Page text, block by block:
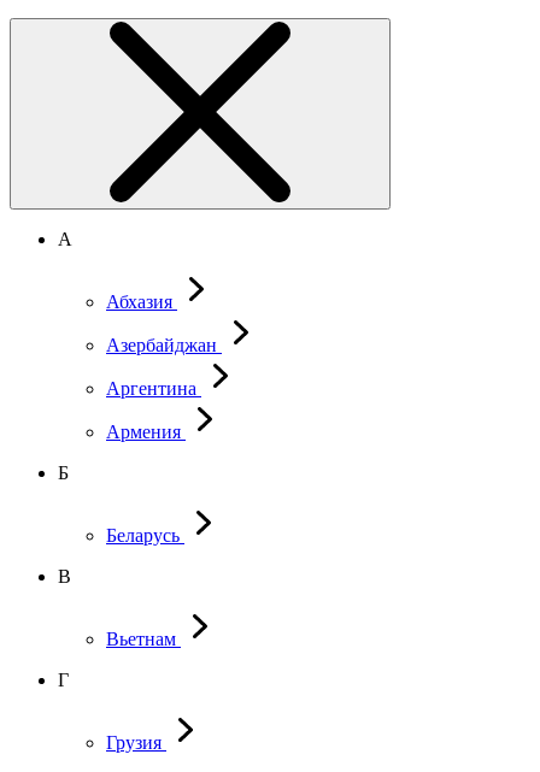
А
Абхазия
Азербайджан
Аргентина
Армения
Б
Беларусь
В
Вьетнам
Г
Грузия